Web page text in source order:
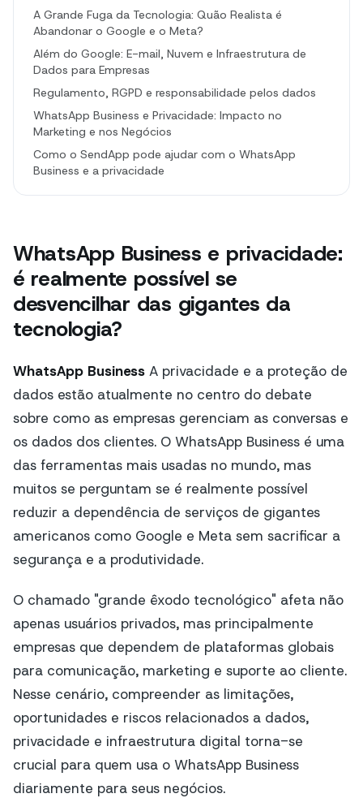
A Grande Fuga da Tecnologia: Quão Realista é
Abandonar o Google e o Meta?
Além do Google: E-mail, Nuvem e Infraestrutura de
Dados para Empresas
Regulamento, RGPD e responsabilidade pelos dados
WhatsApp Business e Privacidade: Impacto no
Marketing e nos Negócios
Como o SendApp pode ajudar com o WhatsApp
Business e a privacidade
WhatsApp Business e privacidade:
é realmente possível se
desvencilhar das gigantes da
tecnologia?
WhatsApp Business A privacidade e a proteção de
dados estão atualmente no centro do debate
sobre como as empresas gerenciam as conversas e
os dados dos clientes. O WhatsApp Business é uma
das ferramentas mais usadas no mundo, mas
muitos se perguntam se é realmente possível
reduzir a dependência de serviços de gigantes
americanos como Google e Meta sem sacrificar a
segurança e a produtividade.
O chamado "grande êxodo tecnológico" afeta não
apenas usuários privados, mas principalmente
empresas que dependem de plataformas globais
para comunicação, marketing e suporte ao cliente.
Nesse cenário, compreender as limitações,
oportunidades e riscos relacionados a dados,
privacidade e infraestrutura digital torna-se
crucial para quem usa o WhatsApp Business
diariamente para seus negócios.